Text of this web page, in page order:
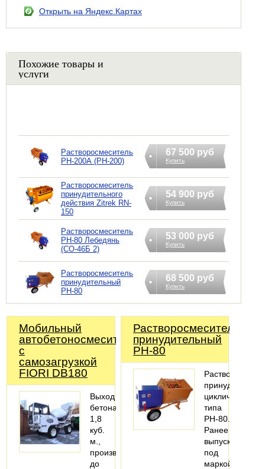
Открыть на Яндекс.Картах
Похожие товары и
услуги
Растворосмеситель
РН-200А (РН-200)
67 500 руб
Купить
Растворосмеситель
принудительного
действия Zitrek RN-
150
54 900 руб
Купить
Растворосмеситель
РН-80 Лебедянь
(СО-46Б 2)
53 000 руб
Купить
Растворосмеситель
принудительный
РН-80
68 500 руб
Купить
Мобильный
автобетоносмеситель
с
самозагрузкой
FIORI DB180
Выход
бетона
1,8
куб.
м.,
производительность
до
Растворосмеситель
принудительный
РН-80
цикличного
типа
РН-80.
Ранее
выпускался
под
маркой